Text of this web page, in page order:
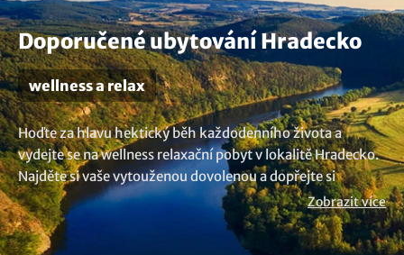
Doporučené ubytování Hradecko
wellness a relax
Hoďte za hlavu hektický běh každodenního života a
vydejte se na wellness relaxační pobyt v lokalitě Hradecko.
Najděte si vaše vytouženou dovolenou a dopřejte si
odpočinku v podobě masáží, wellness procedur nebo
relaxu ve vířivce či v sauně. Vyberte si vhodné ubytování a
užijte si okouzlující chvíle ve wellness centru. Koukněte na
Zobrazit více